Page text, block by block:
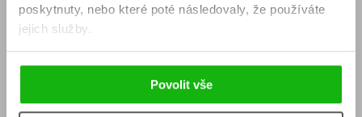
poskytnuty, nebo které poté následovaly, že používáte
jejich služby.
Povolit vše
Obchodní podmínky
Jak nakoupit
Affiliate program
KONTAKTY